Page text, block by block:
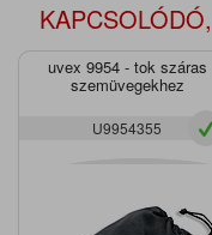
uvex 9954 - tok száras
szemüvegekhez
U9954355